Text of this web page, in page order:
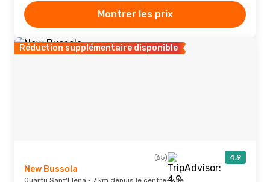
Montrer les prix
Réduction supplémentaire disponible
(65) 4,9
New Bussola
Quartu Sant'Elena · 7 km depuis le centre-ville